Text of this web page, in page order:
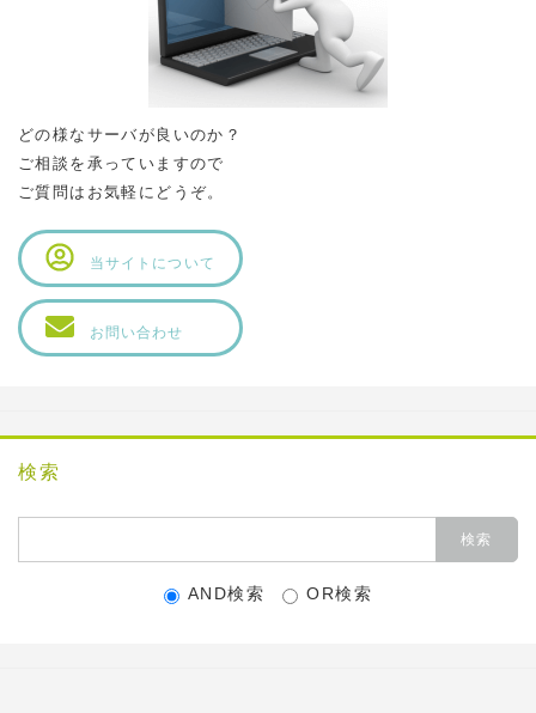
どの様なサーバが良いのか？
ご相談を承っていますので
ご質問はお気軽にどうぞ。
当サイトについて
お問い合わせ
検索
AND検索 OR検索